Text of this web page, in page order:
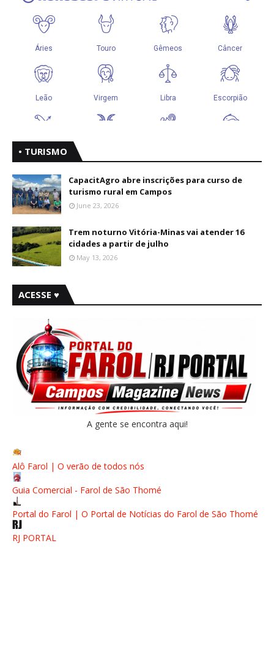
• TURISMO
CapacitAgro abre inscrições para curso de
turismo rural em Campos
June 23, 2026
Trem noturno Vitória-Minas vai atender 16
cidades a partir de julho
May 13, 2026
ACESSE ♥
A gente se encontra aqui!
Alô Farol | O verão de todos nós
Guia Comercial - Farol de São Thomé
Portal do Farol | O Portal de Notícias do Farol de São Thomé
RJ PORTAL